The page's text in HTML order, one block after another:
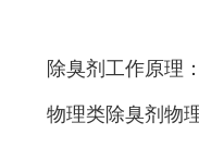
除臭剂工作原理：
物理类除臭剂物